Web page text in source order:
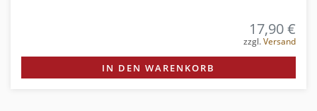
17,90 €
zzgl.Versand
IN DEN WARENKORB